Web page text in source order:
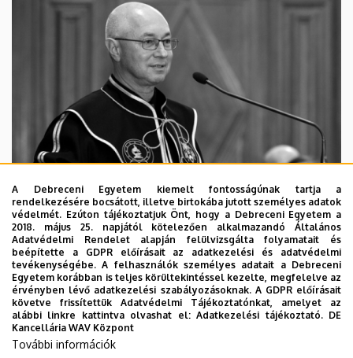
2026. augusztus 5.
Díszdoktorát gyászolja a Debreceni
Egyetem
INTÉZMÉNYI TTK TUDOMÁNY
A Debreceni Egyetem kiemelt fontosságúnak tartja a
rendelkezésére bocsátott, illetve birtokába jutott személyes adatok
védelmét. Ezúton tájékoztatjuk Önt, hogy a Debreceni Egyetem a
2018. május 25. napjától kötelezően alkalmazandó Általános
Adatvédelmi Rendelet alapján felülvizsgálta folyamatait és
beépítette a GDPR előírásait az adatkezelési és adatvédelmi
tevékenységébe. A felhasználók személyes adatait a Debreceni
Egyetem korábban is teljes körültekintéssel kezelte, megfelelve az
érvényben lévő adatkezelési szabályozásoknak. A GDPR előírásait
követve frissítettük Adatvédelmi Tájékoztatónkat, amelyet az
alábbi linkre kattintva olvashat el:Adatkezelési tájékoztató. DE
Kancellária WAV Központ
További információk